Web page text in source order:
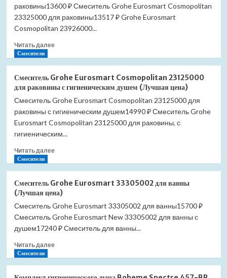
23326000
для
раковины
цена)
раковины13600 ₽ Смеситель Grohe Eurosmart Cosmopolitan
23325000 для раковины13517 ₽ Grohe Eurosmart
Cosmopolitan 23926000...
Читать далееПрочитать
Смеситель
Grohe
Eurosmart
Cosmopolitan
23325000
для
цена)
Смесители
Смеситель Grohe Eurosmart Cosmopolitan 23125000
для раковины с гигиеническим душем (Лучшая цена)
Смеситель Grohe Eurosmart Cosmopolitan 23125000 для
раковины с гигиеническим душем14990 ₽ Смеситель Grohe
Eurosmart Cosmopolitan 23125000 для раковины, с
гигиеническим...
Читать далееПрочитать
Смеситель
Grohe
Eurosmart
Cosmopolitan
23125000
для
с
душем
Смесители
Смеситель Grohe Eurosmart 33305002 для ванны
(Лучшая цена)
Смеситель Grohe Eurosmart 33305002 для ванны15700 ₽
Смеситель Grohe Eurosmart New 33305002 для ванны с
душем17240 ₽ Смеситель для ванны...
Читать далееПрочитать
Смесители